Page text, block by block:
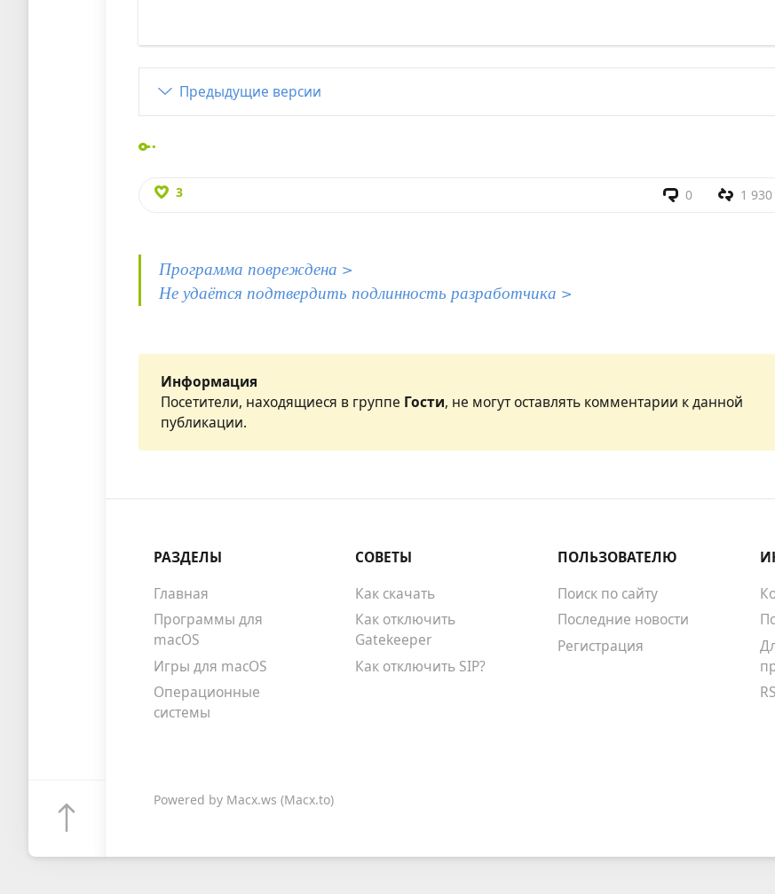
Предыдущие версии
3 0 1 930
Программа повреждена >
Не удаётся подтвердить подлинность разработчика >
Информация
Посетители, находящиеся в группе Гости, не могут оставлять комментарии к данной
публикации.
РАЗДЕЛЫ
Главная
Программы для
macOS
Игры для macOS
Операционные
системы
СОВЕТЫ
Как скачать
Как отключить
Gatekeeper
Как отключить SIP?
ПОЛЬЗОВАТЕЛЮ
Поиск по сайту
Последние новости
Регистрация
Powered by Macx.ws (Macx.to)